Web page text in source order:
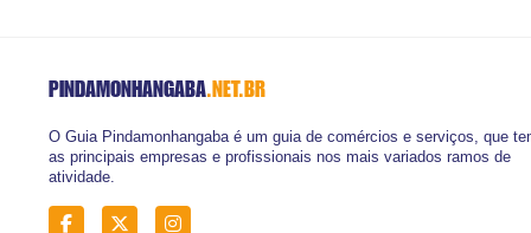
PINDAMONHANGABA.NET.BR
O Guia Pindamonhangaba é um guia de comércios e serviços, que
as principais empresas e profissionais nos mais variados ramos de
atividade.